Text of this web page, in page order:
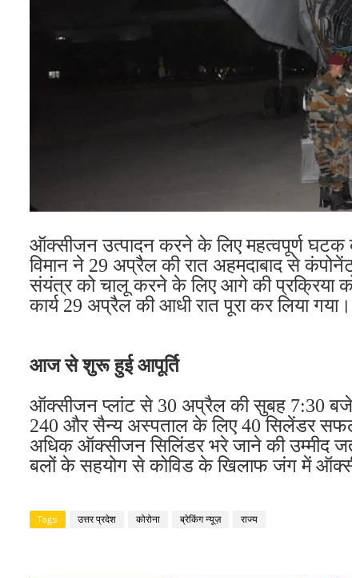
ऑक्सीजन उत्पादन करने के लिए महत्वपूर्ण
विमान ने 29 अप्रैल की रात अहमदाबाद से
संयंत्र को चालू करने के लिए आगे की प्रक्रिया
कार्य 29 अप्रैल की आधी रात पूरा कर लिया गया।
आज से शुरू हुई आपूर्ति
ऑक्सीजन प्लांट से 30 अप्रैल की सुबह 7:30
240 और सैन्य अस्पताल के लिए 40 सिलेंडर
अधिक ऑक्सीजन सिलिंडर भरे जाने की उम्मीद
बलों के सहयोग से कोविड के खिलाफ जंग में
Tags उत्तर प्रदेश कोरोना ब्रेकिंग न्यूज़ राज्य